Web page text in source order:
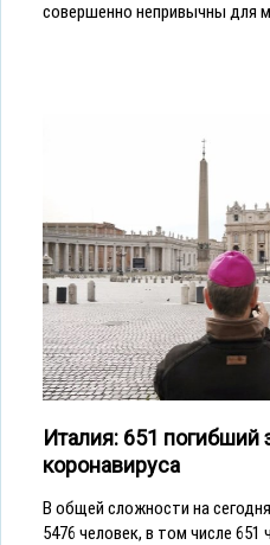
совершенно непривычны для
Италия: 651 погибший
коронавируса
В общей сложности на
5476 человек, в том числе 651